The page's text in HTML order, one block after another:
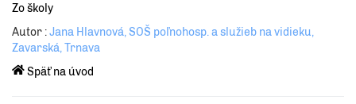
Zo školy
Autor :Jana Hlavnová, SOŠ poľnohosp. a služieb na vidieku,
Zavarská, Trnava
Späť na úvod